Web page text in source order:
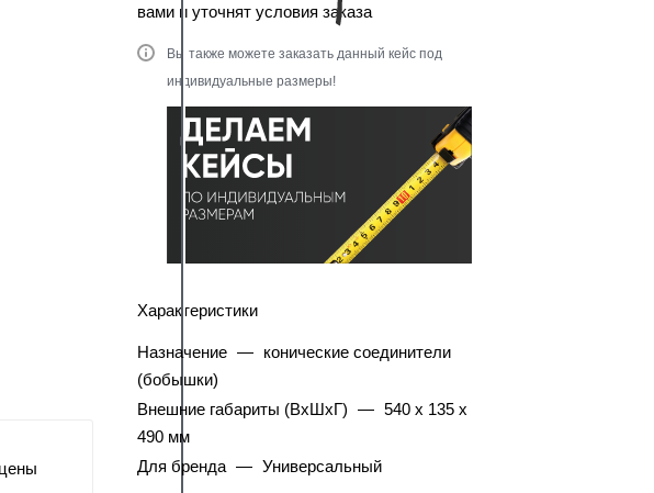
вами и уточнят условия заказа
Вы также можете заказать данный кейс под
индивидуальные размеры!
Характеристики
Назначение — конические соединители
(бобышки)
Внешние габариты (ВхШхГ) — 540 x 135 x
490 мм
Для бренда — Универсальный